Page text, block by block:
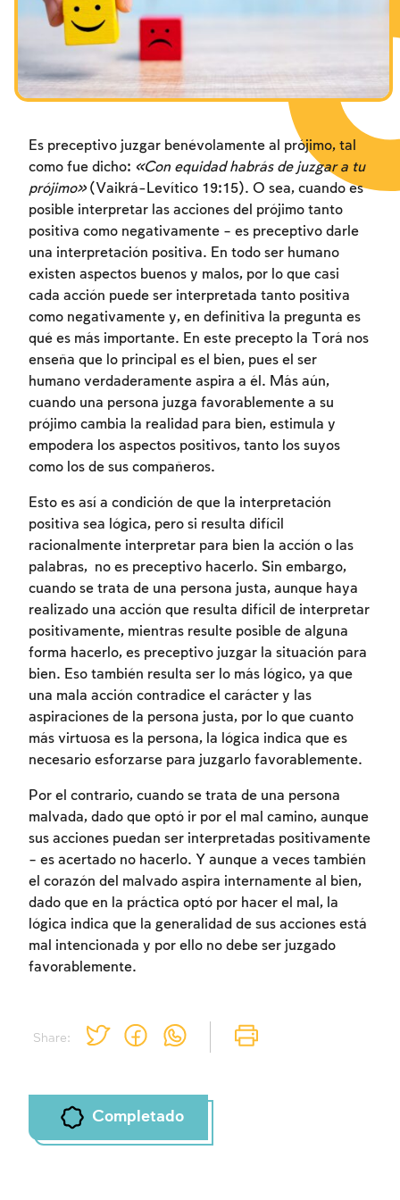
Los ayunos por la destrucción del Templo
Janucá
Purim
Share:
Es preceptivo juzgar benévolamente al prójimo, tal
como fue dicho: «Con equidad habrás de juzgar a tu
prójimo»(Vaikrá-Levítico 19:15). O sea, cuando es
posible interpretar las acciones del prójimo tanto
positiva como negativamente – es preceptivo darle
una interpretación positiva. En todo ser humano
existen aspectos buenos y malos, por lo que casi
cada acción puede ser interpretada tanto positiva
como negativamente y, en definitiva la pregunta es
qué es más importante. En este precepto la Torá nos
enseña que lo principal es el bien, pues el ser
humano verdaderamente aspira a él. Más aún,
cuando una persona juzga favorablemente a su
prójimo cambia la realidad para bien, estimula y
empodera los aspectos positivos, tanto los suyos
como los de sus compañeros.
Esto es así a condición de que la interpretación
positiva sea lógica, pero si resulta difícil
racionalmente interpretar para bien la acción o las
palabras, no es preceptivo hacerlo. Sin embargo,
cuando se trata de una persona justa, aunque haya
realizado una acción que resulta difícil de interpretar
positivamente, mientras resulte posible de alguna
forma hacerlo, es preceptivo juzgar la situación para
bien. Eso también resulta ser lo más lógico, ya que
una mala acción contradice el carácter y las
aspiraciones de la persona justa, por lo que cuanto
más virtuosa es la persona, la lógica indica que es
necesario esforzarse para juzgarlo favorablemente.
Por el contrario, cuando se trata de una persona
malvada, dado que optó ir por el mal camino, aunque
sus acciones puedan ser interpretadas positivamente
– es acertado no hacerlo. Y aunque a veces también
el corazón del malvado aspira internamente al bien,
dado que en la práctica optó por hacer el mal, la
lógica indica que la generalidad de sus acciones está
mal intencionada y por ello no debe ser juzgado
favorablemente.
Completado
Inscripcion requerida
Para marcar lo estudiado debe conectarse
a su cuenta o inscribirse.
Inscripcion Conectarse